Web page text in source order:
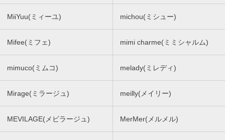
MiiYuu(ミィーユ) michou(ミシュー)
Mifee(ミフェ) mimi charme(ミミシャルム)
mimuco(ミムコ) melady(ミレディ)
Mirage(ミラージュ) meilly(メイリー)
MEVILAGE(メビラージュ) MerMer(メルメル)